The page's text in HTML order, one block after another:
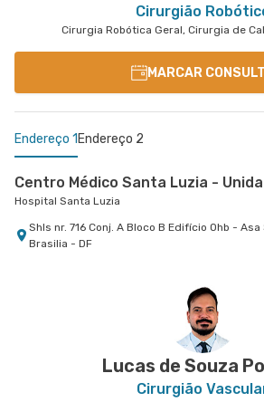
Cirurgião
Cirurgia Robótica Geral, Cirurgia de
MARCAR
Endereço 1 Endereço 2
Centro Médico Santa Luzia -
Hospital Santa Luzia
Shls nr. 716 Conj. A Bloco B Edifício Ohb - Asa
Brasilia - DF
Sgas nr. 914 - Asa Sul, Brasilia - DF
Lucas de Souza
Cirurgião